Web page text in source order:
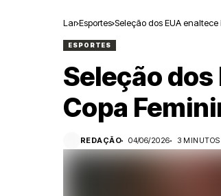
Lar Esportes Seleção dos EUA
ESPORTES
Seleção dos
Copa
REDAÇÃO 04/06/2026 3